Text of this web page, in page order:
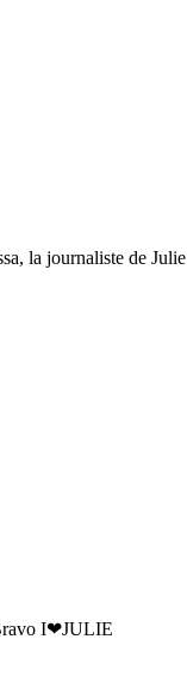
la journaliste de
I❤JULIE